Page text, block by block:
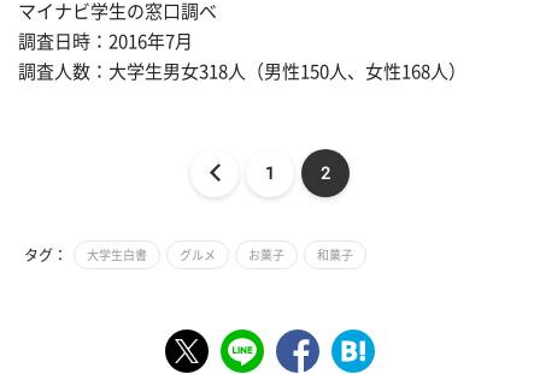
マイナビ学生の窓口調べ
調査日時：2016年7月
調査人数：大学生男女318人（男性150人、女性168人）
1 2
タグ： 大学生白書 グルメ お菓子 和菓子